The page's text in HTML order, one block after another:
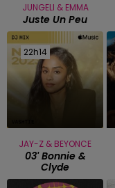
JUNGELI & EMMA
Juste Un Peu
22h14
22h14
JAY-Z & BEYONCE
03' Bonnie &
Clyde